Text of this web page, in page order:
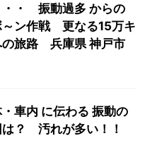
・・ 振動過多 からの
～ン作戦 更なる15万キ
の旅路 兵庫県 神戸市
車内 に伝わる 振動の
は？ 汚れが多い！！